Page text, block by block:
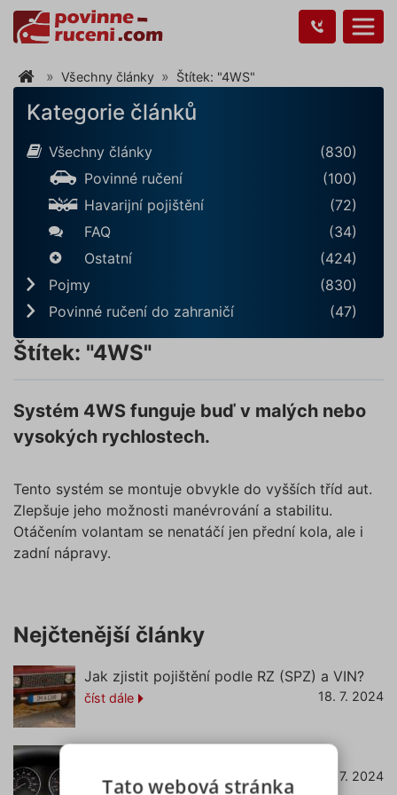
Všechny články Štítek: "4WS"
Kategorie článků
Všechny články
(830)
Povinné ručení
(100)
Havarijní pojištění
(72)
FAQ
(34)
Ostatní
(424)
Pojmy
(830)
Povinné ručení do zahraničí
(47)
Štítek: "4WS"
Systém 4WS funguje buď v malých nebo
vysokých rychlostech.
Tento systém se montuje obvykle do vyšších tříd aut.
Zlepšuje jeho možnosti manévrování a stabilitu.
Otáčením volantam se nenatáčí jen přední kola, ale i
zadní nápravy.
Nejčtenější články
Jak zjistit pojištění podle RZ (SPZ) a VIN?
číst dále 18. 7. 2024
číst dále 22. 7. 2024
Tato webová stránka